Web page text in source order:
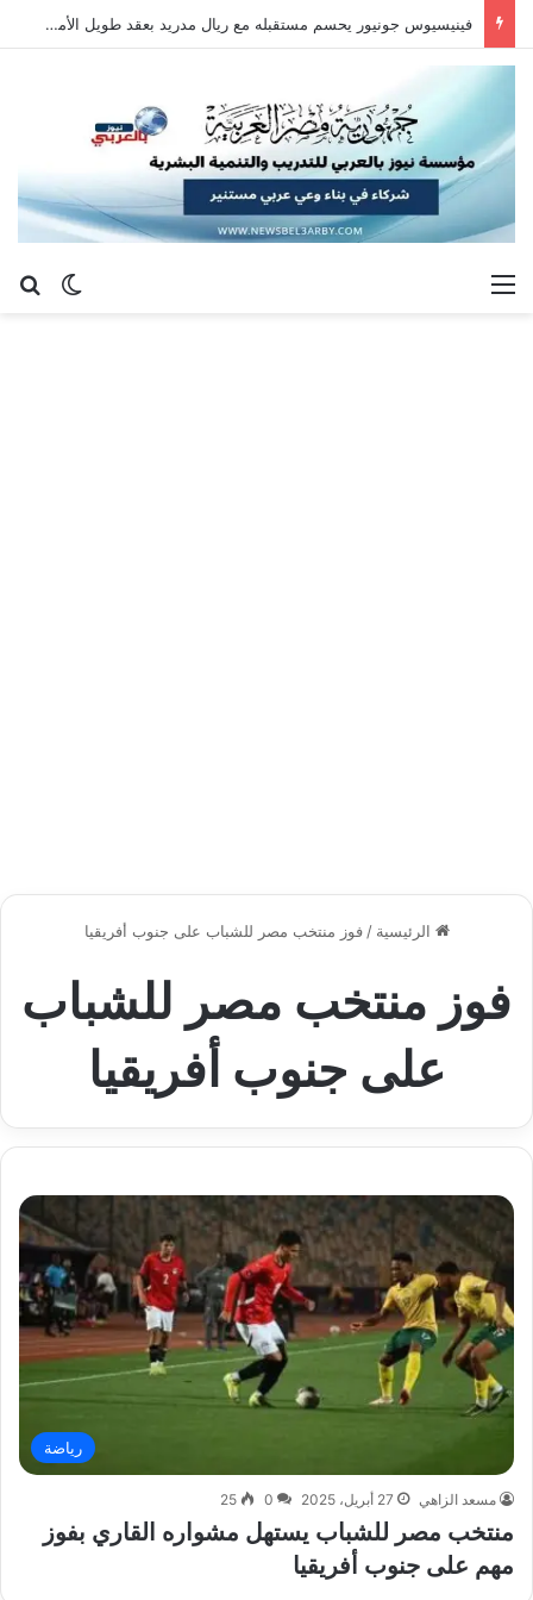
فينيسيوس جونيور يحسم مستقبله مع ريال مدريد بعقد طويل الأمد حتى 2032
الوضع القائمة
الرئيسية / فوز منتخب مصر للشباب على جنوب أفريقيا
فوز منتخب مصر للشباب
على جنوب أفريقيا
رياضة
مسعد الزاهي 27 أبريل، 2025 0
25
منتخب مصر للشباب يستهل مشواره القاري بفوز
مهم على جنوب أفريقيا